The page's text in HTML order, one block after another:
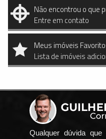
Não encontrou o que
Entre em contato
Meus imóveis
Lista de imóveis
Qualquer dúvida